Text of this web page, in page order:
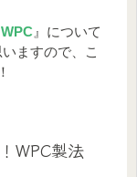
WPC 』について
ますので、こ
WPC製法